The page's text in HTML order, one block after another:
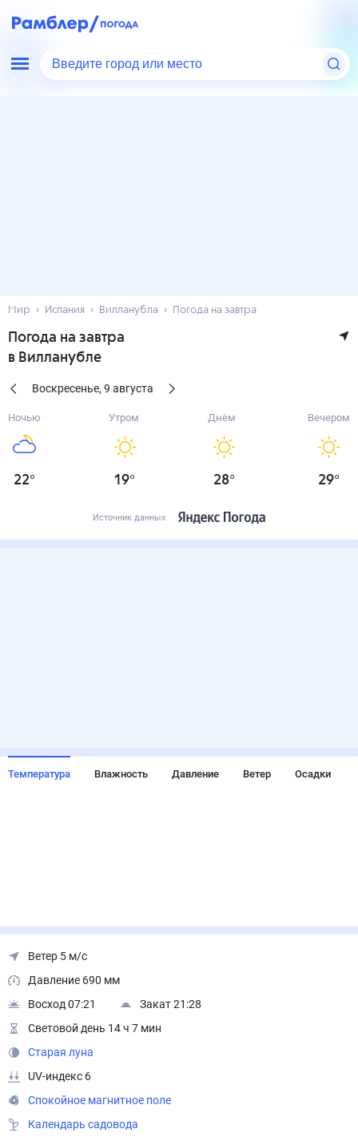
Введите город или место
Мир Испания Вилланубла Погода на завтра
Погода на завтра
в Вилланубле
Воскресенье, 9 августа
Ночью
22°
Утром
19°
Днём
28°
Вечером
29°
Источник данных
Температура Влажность Давление Ветер Осадки
Ветер 5 м/с
Давление 690 мм
Восход 07:21
Закат 21:28
Световой день 14 ч 7 мин
Старая луна
UV-индекс 6
Спокойное магнитное поле
Календарь садовода